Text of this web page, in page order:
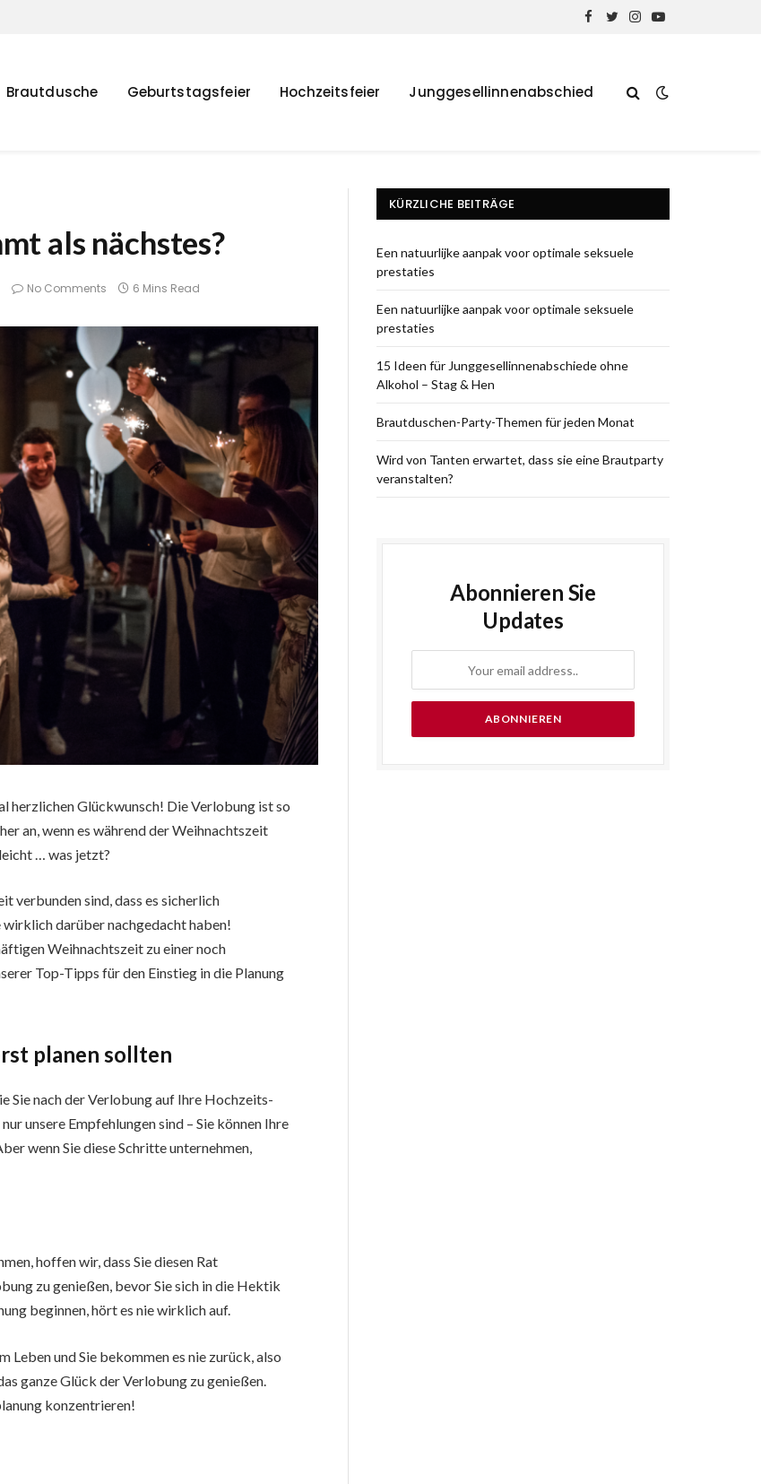
Facebook
TwitterInstagram
YouTube
Brautdusche Geburtstagsfeier Hochzeitsfeier Junggesellinnenabschied
als nächstes?
No Comments 6 Mins Read
herzlichen Glückwunsch! Die Verlobung ist so
an, wenn es während der Weihnachtszeit
… was jetzt?
verbunden sind, dass es sicherlich
wirklich darüber nachgedacht haben!
Weihnachtszeit zu einer noch
Top-Tipps für den Einstieg in die Planung
planen sollten
Sie nach der Verlobung auf Ihre Hochzeits-
unsere Empfehlungen sind – Sie können Ihre
wenn Sie diese Schritte unternehmen,
hoffen wir, dass Sie diesen Rat
zu genießen, bevor Sie sich in die Hektik
beginnen, hört es nie wirklich auf.
Leben und Sie bekommen es nie zurück, also
ganze Glück der Verlobung zu genießen.
konzentrieren!
KÜRZLICHE BEITRÄGE
Een natuurlijke aanpak voor optimale seksuele
prestaties
Een natuurlijke aanpak voor optimale seksuele
prestaties
15 Ideen für Junggesellinnenabschiede ohne
Alkohol – Stag & Hen
Brautduschen-Party-Themen für jeden Monat
Wird von Tanten erwartet, dass sie eine Brautparty
veranstalten?
Abonnieren Sie
Updates